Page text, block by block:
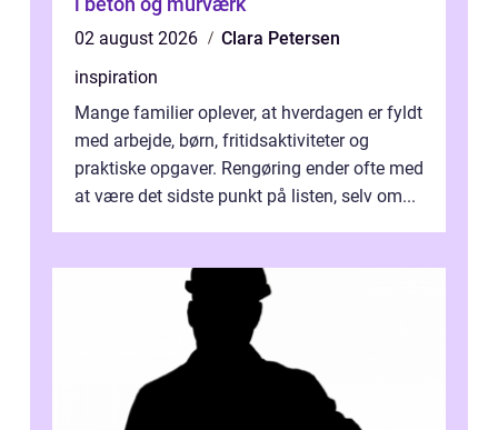
02 august 2026
Clara Petersen
inspiration
Mange familier oplever, at hverdagen er fyldt
med arbejde, børn, fritidsaktiviteter og
praktiske opgaver. Rengøring ender ofte med
at være det sidste punkt på listen, selv om...